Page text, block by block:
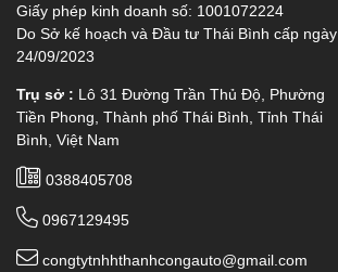
Giấy phép kinh doanh số: 1001072224
Do Sở kế hoạch và Đầu tư Thái Bình cấp ngày
24/09/2023
Trụ sở : Lô 31 Đường Trần Thủ Độ, Phường
Tiền Phong, Thành phố Thái Bình, Tỉnh Thái
Bình, Việt Nam
0388405708
0967129495
congtytnhhthanhcongauto@gmail.com